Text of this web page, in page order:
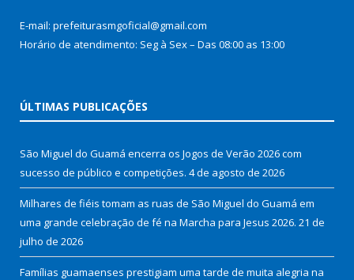
E-mail: prefeiturasmgoficial@gmail.com
Horário de atendimento: Seg à Sex – Das 08:00 as 13:00
ÚLTIMAS PUBLICAÇÕES
São Miguel do Guamá encerra os Jogos de Verão 2026 com
sucesso de público e competições. 4 de agosto de 2026
Milhares de fiéis tomam as ruas de São Miguel do Guamá em
uma grande celebração de fé na Marcha para Jesus 2026. 21 de
julho de 2026
Famílias guamaenses prestigiam uma tarde de muita alegria na